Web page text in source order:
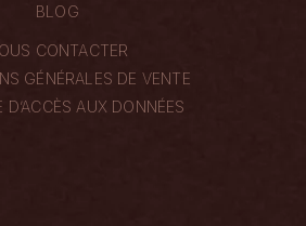
BLOG
CONTACTER
GÉNÉRALES DE VENTE
D’ACCÈS AUX DONNÉES